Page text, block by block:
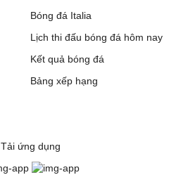
Bóng đá Italia
Lịch thi đấu bóng đá hôm nay
Kết quả bóng đá
Bảng xếp hạng
Tải ứng dụng